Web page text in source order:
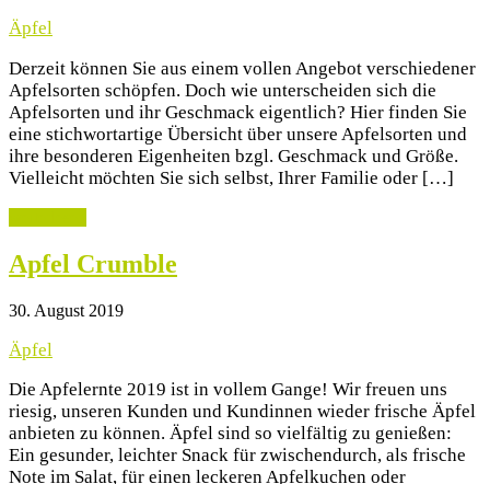
Äpfel
Derzeit können Sie aus einem vollen Angebot verschiedener
Apfelsorten schöpfen. Doch wie unterscheiden sich die
Apfelsorten und ihr Geschmack eigentlich? Hier finden Sie
eine stichwortartige Übersicht über unsere Apfelsorten und
ihre besonderen Eigenheiten bzgl. Geschmack und Größe.
Vielleicht möchten Sie sich selbst, Ihrer Familie oder […]
Apfel Crumble
30. August 2019
Äpfel
Die Apfelernte 2019 ist in vollem Gange! Wir freuen uns
riesig, unseren Kunden und Kundinnen wieder frische Äpfel
anbieten zu können. Äpfel sind so vielfältig zu genießen:
Ein gesunder, leichter Snack für zwischendurch, als frische
Note im Salat, für einen leckeren Apfelkuchen oder